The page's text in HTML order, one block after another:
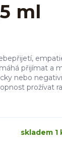
ml
přijímat a
nebo
prožívat
skladem 1